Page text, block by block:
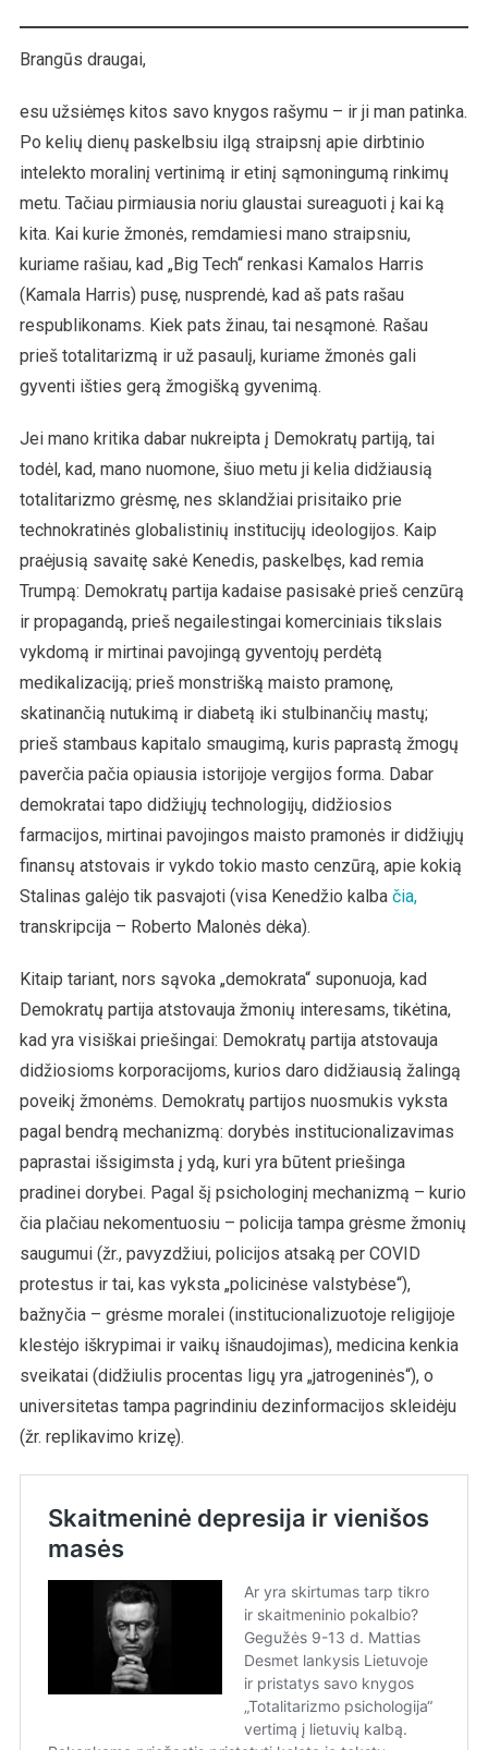
Brangūs draugai,
esu užsiėmęs kitos savo knygos rašymu – ir ji man patinka.
Po kelių dienų paskelbsiu ilgą straipsnį apie dirbtinio
intelekto moralinį vertinimą ir etinį sąmoningumą rinkimų
metu. Tačiau pirmiausia noriu glaustai sureaguoti į kai ką
kita. Kai kurie žmonės, remdamiesi mano straipsniu,
kuriame rašiau, kad „Big Tech“ renkasi Kamalos Harris
(Kamala Harris) pusę, nusprendė, kad aš pats rašau
respublikonams. Kiek pats žinau, tai nesąmonė. Rašau
prieš totalitarizmą ir už pasaulį, kuriame žmonės gali
gyventi išties gerą žmogišką gyvenimą.
Jei mano kritika dabar nukreipta į Demokratų partiją, tai
todėl, kad, mano nuomone, šiuo metu ji kelia didžiausią
totalitarizmo grėsmę, nes sklandžiai prisitaiko prie
technokratinės globalistinių institucijų ideologijos. Kaip
praėjusią savaitę sakė Kenedis, paskelbęs, kad remia
Trumpą: Demokratų partija kadaise pasisakė prieš cenzūrą
ir propagandą, prieš negailestingai komerciniais tikslais
vykdomą ir mirtinai pavojingą gyventojų perdėtą
medikalizaciją; prieš monstrišką maisto pramonę,
skatinančią nutukimą ir diabetą iki stulbinančių mastų;
prieš stambaus kapitalo smaugimą, kuris paprastą žmogų
paverčia pačia opiausia istorijoje vergijos forma. Dabar
demokratai tapo didžiųjų technologijų, didžiosios
farmacijos, mirtinai pavojingos maisto pramonės ir didžiųjų
finansų atstovais ir vykdo tokio masto cenzūrą, apie kokią
Stalinas galėjo tik pasvajoti (visa Kenedžio kalba čia,
transkripcija – Roberto Malonės dėka).
Kitaip tariant, nors sąvoka „demokrata“ suponuoja, kad
Demokratų partija atstovauja žmonių interesams, tikėtina,
kad yra visiškai priešingai: Demokratų partija atstovauja
didžiosioms korporacijoms, kurios daro didžiausią žalingą
poveikį žmonėms. Demokratų partijos nuosmukis vyksta
pagal bendrą mechanizmą: dorybės institucionalizavimas
paprastai išsigimsta į ydą, kuri yra būtent priešinga
pradinei dorybei. Pagal šį psichologinį mechanizmą – kurio
čia plačiau nekomentuosiu – policija tampa grėsme žmonių
saugumui (žr., pavyzdžiui, policijos atsaką per COVID
protestus ir tai, kas vyksta „policinėse valstybėse“),
bažnyčia – grėsme moralei (institucionalizuotoje religijoje
klestėjo iškrypimai ir vaikų išnaudojimas), medicina kenkia
sveikatai (didžiulis procentas ligų yra „jatrogeninės“), o
universitetas tampa pagrindiniu dezinformacijos skleidėju
(žr. replikavimo krizę).